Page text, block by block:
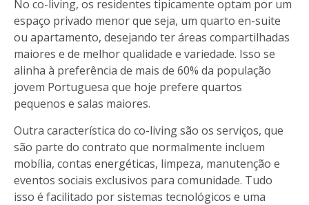
No co-living, os residentes tipicamente optam por um
espaço privado menor que seja, um quarto en-suite
ou apartamento, desejando ter áreas compartilhadas
maiores e de melhor qualidade e variedade. Isso se
alinha à preferência de mais de 60% da população
jovem Portuguesa que hoje prefere quartos
pequenos e salas maiores.
Outra característica do co-living são os serviços, que
são parte do contrato que normalmente incluem
mobília, contas energéticas, limpeza, manutenção e
eventos sociais exclusivos para comunidade. Tudo
isso é facilitado por sistemas tecnológicos e uma